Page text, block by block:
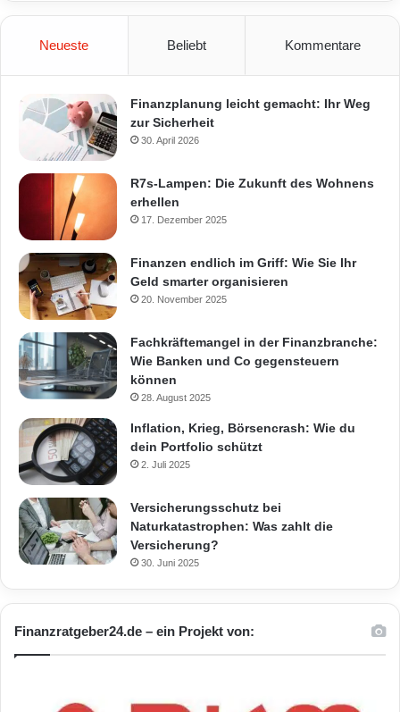
Neueste Beliebt Kommentare
Finanzplanung leicht gemacht: Ihr Weg
zur Sicherheit
30. April 2026
R7s-Lampen: Die Zukunft des Wohnens
erhellen
17. Dezember 2025
Finanzen endlich im Griff: Wie Sie Ihr
Geld smarter organisieren
20. November 2025
Fachkräftemangel in der Finanzbranche:
Wie Banken und Co gegensteuern
können
28. August 2025
Inflation, Krieg, Börsencrash: Wie du
dein Portfolio schützt
2. Juli 2025
Versicherungsschutz bei
Naturkatastrophen: Was zahlt die
Versicherung?
30. Juni 2025
Finanzratgeber24.de – ein Projekt von: